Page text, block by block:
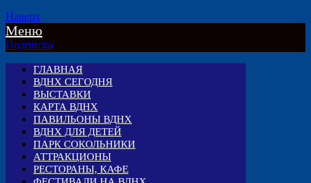
Наверх
Меню
Подписка
ГЛАВНАЯ
ВДНХ СЕГОДНЯ
ВЫСТАВКИ
КАРТА ВДНХ
ПАВИЛЬОНЫ ВДНХ
ВДНХ ДЛЯ ДЕТЕЙ
ПАРК СОКОЛЬНИКИ
АТТРАКЦИОНЫ
РЕСТОРАНЫ, КАФЕ